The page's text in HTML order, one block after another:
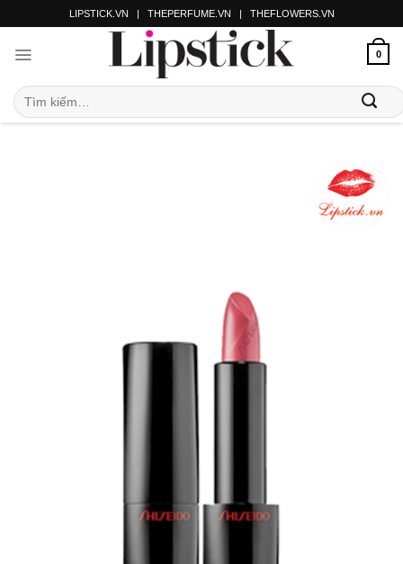
LIPSTICK.VN | THEPERFUME.VN | THEFLOWERS.VN
0